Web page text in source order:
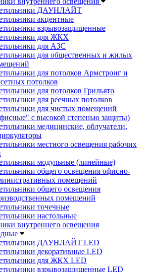
ДАУНЛАЙТ
акцентные
взрывозащищенные
для ЖКХ
для АЗС
для общественных и жилых
для потолков Армстронг и
потолков
для потолков Грильято
для реечных потолков
для чистых помещений
с высокой степенью защиты)
медицинские, облучатели,
местного освещения рабочих
модульные (линейные)
общего освещения офисно-
помещений
общего освещения
помещений
точечные
настольные
внутреннего освещения
ДАУНЛАЙТ LED
декоративные LED
для ЖКХ LED
взрывозащищенные LED